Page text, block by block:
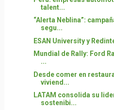
talent...
“Alerta Neblina”:
segu...
ESAN University y
Mundial de Rally: Ford
...
Desde comer en
viviend...
LATAM consolida su
sostenibi...